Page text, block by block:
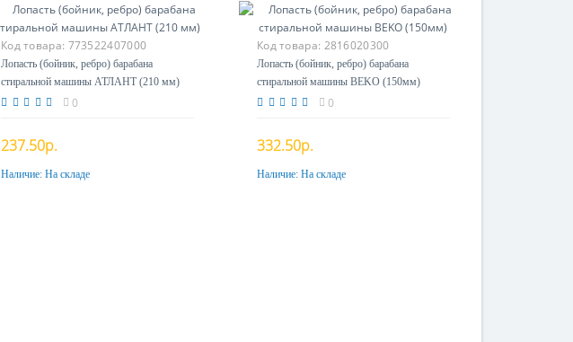
Код товара: 773522407000
Лопасть (бойник, ребро) барабана
стиральной машины АТЛАНТ (210 мм)
0
237.50р.
Купить
Наличие: На складе
Код товара: 2816020300
Лопасть (бойник, ребро) барабана
стиральной машины BEKO (150мм)
0
332.50р.
Купить
Наличие: На складе